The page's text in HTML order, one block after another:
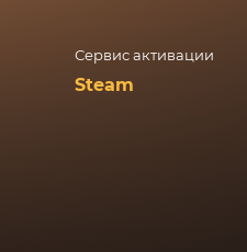
Сервис активации
Steam